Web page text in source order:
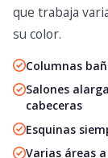
que trabaja
su color.
Columnas
Salones
cabeceras
Esquinas
Varias áreas